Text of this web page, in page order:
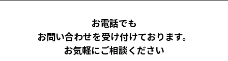
お電話でも
お問い合わせを受け付けております。
お気軽にご相談ください